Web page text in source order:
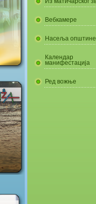
Вебкамере
Насеља општине
Календар
манифестација
Ред вожње